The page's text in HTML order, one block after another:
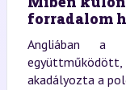
forradalom
Angliában a
akadályozta a